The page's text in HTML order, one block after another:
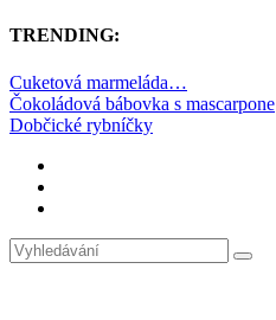
TRENDING:
Cuketová marmeláda…
Čokoládová bábovka s mascarpone
Dobčické rybníčky